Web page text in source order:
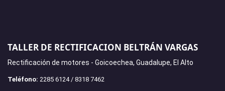
TALLER DE RECTIFICACION BELTRÁN VARGAS
Rectificación de motores - Goicoechea, Guadalupe, El Alto
Teléfono: 2285 6124 / 8318 7462